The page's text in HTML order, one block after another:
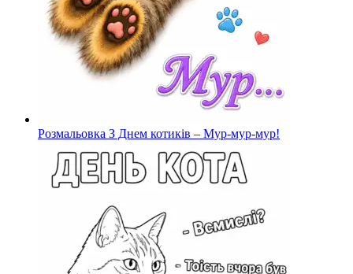
Розмальовка З Днем котиків – Мур-мур-мур!